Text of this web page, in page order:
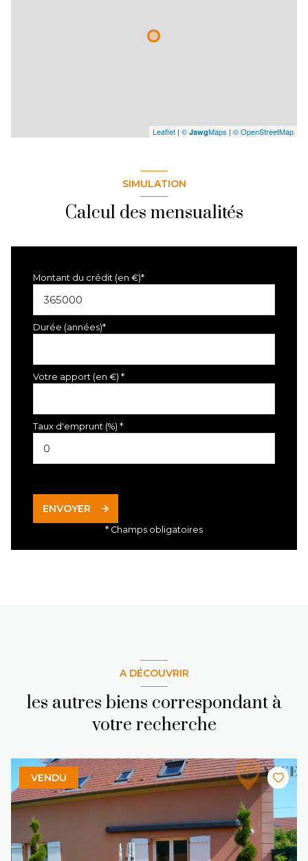
Leaflet | © JawgMaps | © OpenStreetMap
SIMULATION
Calcul des mensualités
Montant du crédit (en €)*
Durée (années)*
Votre apport (en €) *
Taux d'emprunt (%) *
ENVOYER
* Champs obligatoires
A DÉCOUVRIR
les autres biens correspondant à
votre recherche
VENDU